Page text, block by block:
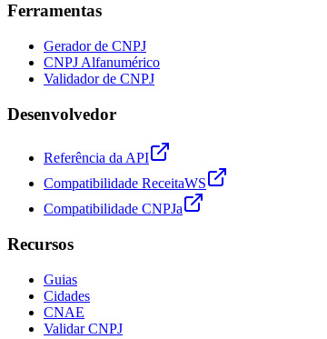
Ferramentas
Gerador de CNPJ
CNPJ Alfanumérico
Validador de CNPJ
Desenvolvedor
Referência da API
Compatibilidade ReceitaWS
Compatibilidade CNPJa
Recursos
Guias
Cidades
CNAE
Validar CNPJ